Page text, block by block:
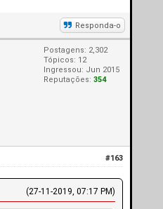
Responda-o
Postagens: 2,302
Tópicos: 12
Ingressou: Jun 2015
Reputações:354
#163
(27-11-2019, 07:17 PM)